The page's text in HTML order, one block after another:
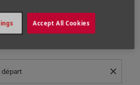
de Washington,
close
pour les options populaires
Accept All Cookies